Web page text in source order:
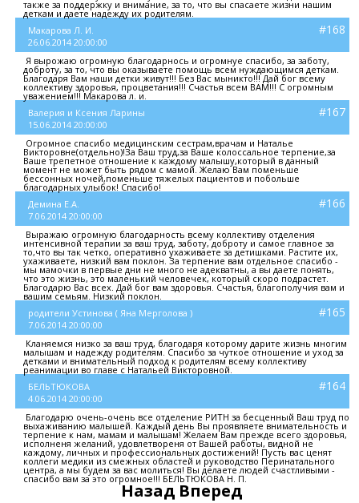
также за поддержку и внимание, за то, что вы спасаете жизни нашим
деткам и даете надежду их родителям.
Макарова Л. И.
26.06.2014 20:00:00
#168
Я вырожаю огромную благодарнось и огромнуе спасибо, за заботу,
доброту, за то, что вы оказываете помощь всем нуждающимся деткам.
Благодаря Вам наши детки живут!!! Без Вас мыникто!!! Дай бог всему
коллективу здоровья, процветания!!! Счастья всем ВАМ!!! С огромным
уважением!!! Макарова л. и.
Валерия и Ксения Ларины
15.06.2014 20:00:00
#167
Огромное спасибо медицинским сестрам,врачам и Наталье
Викторовне(отдельно)!За Ваш труд,за Ваше колоссальное терпение,за
Ваше трепетное отношение к каждому малышу,который в данный
момент не может быть рядом с мамой. Желаю Вам поменьше
бессонных ночей,поменьше тяжелых пациентов и побольше
благодарных улыбок! Спасибо!
Демина Е.А.
7.06.2014 20:00:00
#166
Выражаю огромную благодарность всему коллективу отделения
интенсивной терапии за ваш труд, заботу, доброту и самое главное за
то,что вы так четко, оперативно ухаживаете за детишками. Растите их,
ухаживаете, низкий вам поклон. За терпение вам отдельное спасибо -
мы мамочки в первые дни не много не адекватны, а вы даете понять,
что это жизнь, это маленький человечек, который скоро подрастет.
Благодарю Вас всех. Дай бог вам здоровья. Счастья, благополучия вам и
вашим семьям. Низкий поклон.
родители Устинова ( Яна Мерголова )
7.06.2014 20:00:00
#165
Кланяемся низко за ваш труд, благодаря которому дарите жизнь многим
малышам и надежду родителям. Спасибо за чуткое отношение и уход за
детками и внимательный подход к родителям всему коллективу
реанимации во главе с Натальей Викторовной.
БЕЛЬТЮКОВА
4.06.2014 20:00:00
#164
Благодарю очень-очень все отделение РИТН за бесценный Ваш труд по
выхаживанию малышей. Каждый день Вы проявляете внимательность и
терпение к нам, мамам и малышам! Желаем Вам прежде всего здоровья,
исполненя желаний, удовлетвореня от Вашей работы, видной не
каждому, личных и профессиональных достижений! Пусть вас ценят
коллеги медики из смежных областей и руководство Перинатального
центра, а мы будем за вас молиться! Вы делаете людей счастливыми -
спасибо вам за это огромное!!! БЕЛЬТЮКОВА Н. П.
Назад Вперед